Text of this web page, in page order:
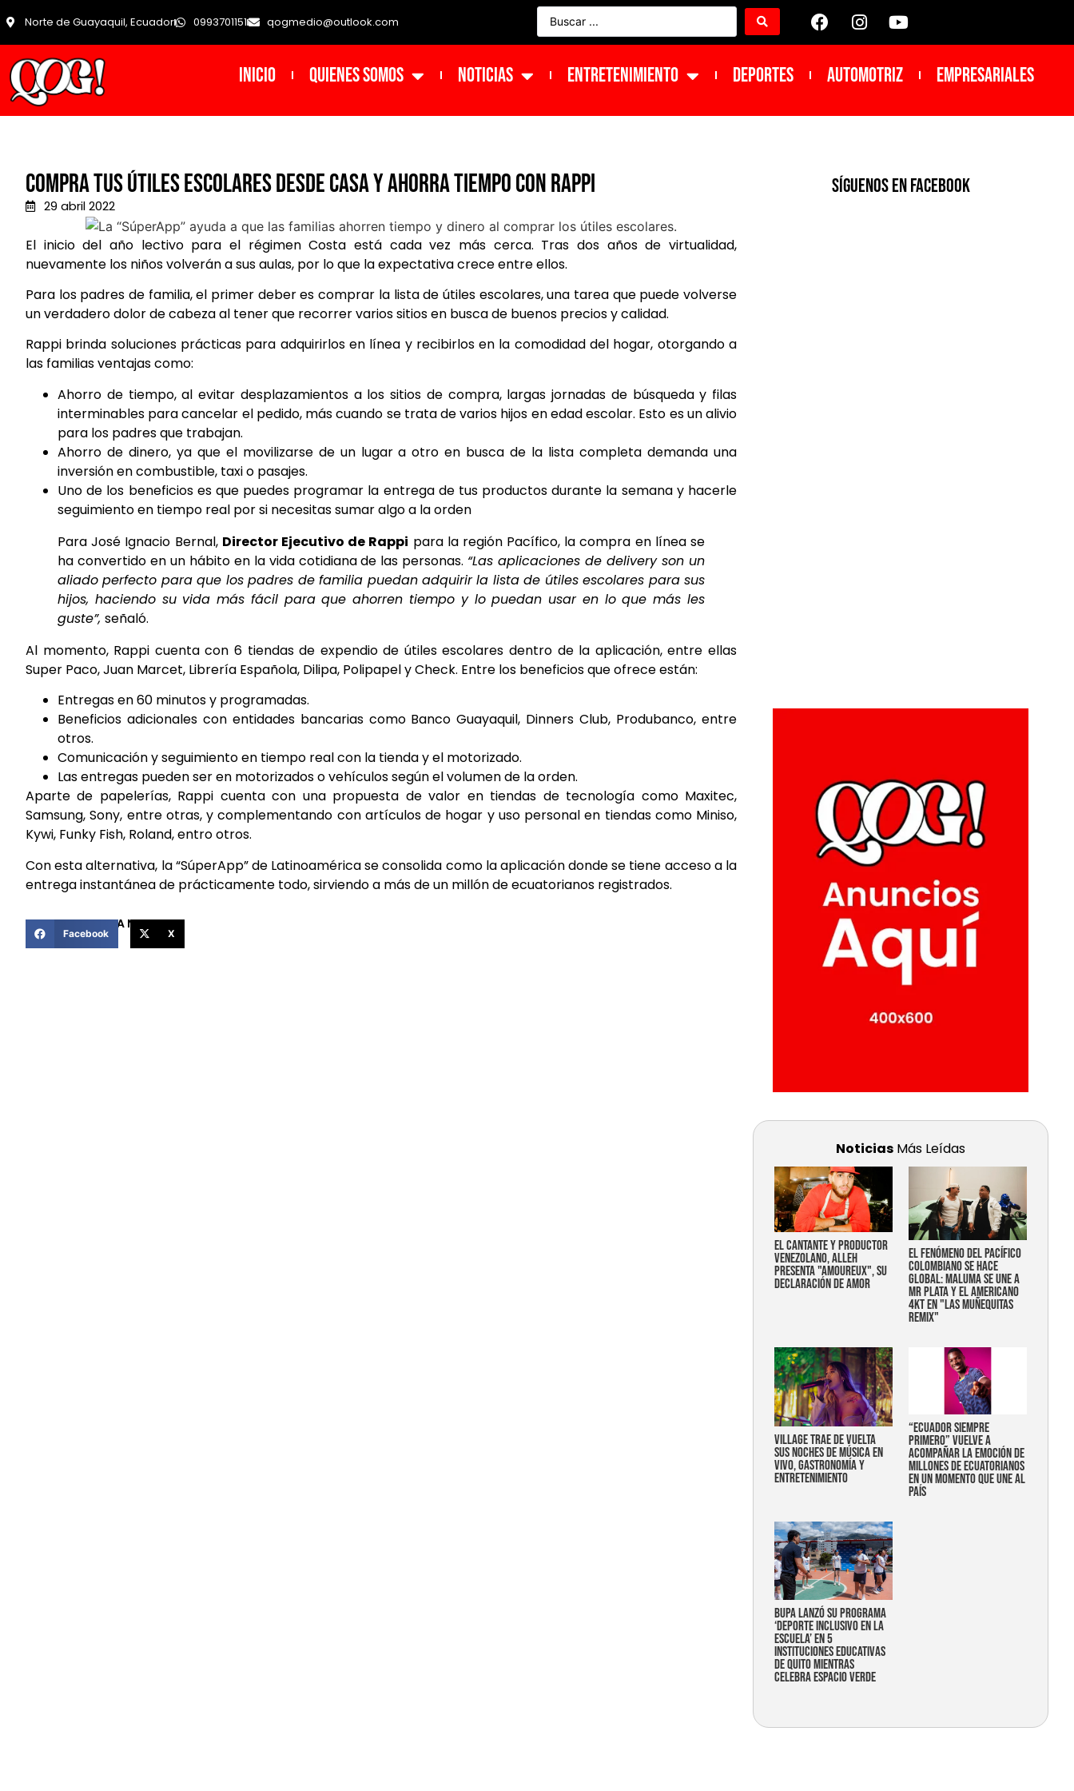
Norte de Guayaquil, Ecuador 0993701151 qogmedio@outlook.com
INICIO Quienes Somos NOTICIAS ENTRETENIMIENTO DEPORTES Automotriz Empresariales
Compra tus útiles escolares desde casa y ahorra tiempo con Rappi
29 abril 2022
El inicio del año lectivo para el régimen Costa está cada vez más cerca. Tras dos años de virtualidad,
nuevamente los niños volverán a sus aulas, por lo que la expectativa crece entre ellos.
Para los padres de familia, el primer deber es comprar la lista de útiles escolares, una tarea que puede volverse
un verdadero dolor de cabeza al tener que recorrer varios sitios en busca de buenos precios y calidad.
Rappi brinda soluciones prácticas para adquirirlos en línea y recibirlos en la comodidad del hogar, otorgando a
las familias ventajas como:
Ahorro de tiempo, al evitar desplazamientos a los sitios de compra, largas jornadas de búsqueda y filas
interminables para cancelar el pedido, más cuando se trata de varios hijos en edad escolar. Esto es un alivio
para los padres que trabajan.
Ahorro de dinero, ya que el movilizarse de un lugar a otro en busca de la lista completa demanda una
inversión en combustible, taxi o pasajes.
Uno de los beneficios es que puedes programar la entrega de tus productos durante la semana y hacerle
seguimiento en tiempo real por si necesitas sumar algo a la orden
Para José Ignacio Bernal, Director Ejecutivo de Rappi para la región Pacífico, la compra en línea se
ha convertido en un hábito en la vida cotidiana de las personas. “Las aplicaciones de delivery son un
aliado perfecto para que los padres de familia puedan adquirir la lista de útiles escolares para sus
hijos, haciendo su vida más fácil para que ahorren tiempo y lo puedan usar en lo que más les
guste”, señaló.
Al momento, Rappi cuenta con 6 tiendas de expendio de útiles escolares dentro de la aplicación, entre ellas
Super Paco, Juan Marcet, Librería Española, Dilipa, Polipapel y Check. Entre los beneficios que ofrece están:
Entregas en 60 minutos y programadas.
Beneficios adicionales con entidades bancarias como Banco Guayaquil, Dinners Club, Produbanco, entre
otros.
Comunicación y seguimiento en tiempo real con la tienda y el motorizado.
Las entregas pueden ser en motorizados o vehículos según el volumen de la orden.
Aparte de papelerías, Rappi cuenta con una propuesta de valor en tiendas de tecnología como Maxitec,
Samsung, Sony, entre otras, y complementando con artículos de hogar y uso personal en tiendas como Miniso,
Kywi, Funky Fish, Roland, entro otros.
Con esta alternativa, la “SúperApp” de Latinoamérica se consolida como la aplicación donde se tiene acceso a la
entrega instantánea de prácticamente todo, sirviendo a más de un millón de ecuatorianos registrados.
COMPARTIR ESTA NOTICIA
Facebook X
SíGUENOS EN FACEBOOK
Noticias Más Leídas
EL CANTANTE Y PRODUCTOR
VENEZOLANO, ALLEH
PRESENTA "AMOUREUX", SU
DECLARACIÓN DE AMOR
EL FENÓMENO DEL PACÍFICO
COLOMBIANO SE HACE
GLOBAL: MALUMA SE UNE A
MR PLATA Y EL AMERICANO
4KT EN "LAS MUÑEQUITAS
REMIX"
Village trae de vuelta
sus noches de música en
vivo, gastronomía y
entretenimiento
“Ecuador siempre
primero” vuelve a
acompañar la emoción de
millones de ecuatorianos
en un momento que une al
país
Bupa lanzó su programa
‘Deporte Inclusivo en la
Escuela’ en 5
instituciones educativas
de Quito mientras
celebra espacio verde